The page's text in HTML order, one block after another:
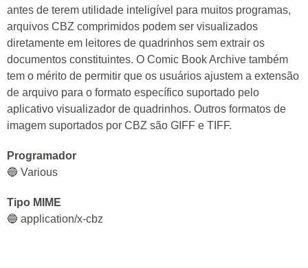
antes de terem utilidade inteligível para muitos programas,
arquivos CBZ comprimidos podem ser visualizados
diretamente em leitores de quadrinhos sem extrair os
documentos constituintes. O Comic Book Archive também
tem o mérito de permitir que os usuários ajustem a extensão
de arquivo para o formato específico suportado pelo
aplicativo visualizador de quadrinhos. Outros formatos de
imagem suportados por CBZ são GIFF e TIFF.
Programador
🔵 Various
Tipo MIME
🔵 application/x-cbz